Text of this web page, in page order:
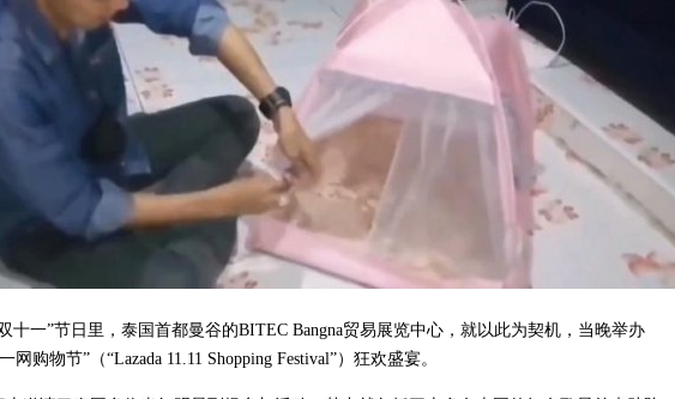
十一”节日里，泰国首都曼谷的BITEC Bangna贸易展览中心，就以此为契机，当晚举办
网购物节”（“Lazada 11.11 Shopping Festival”）狂欢盛宴。